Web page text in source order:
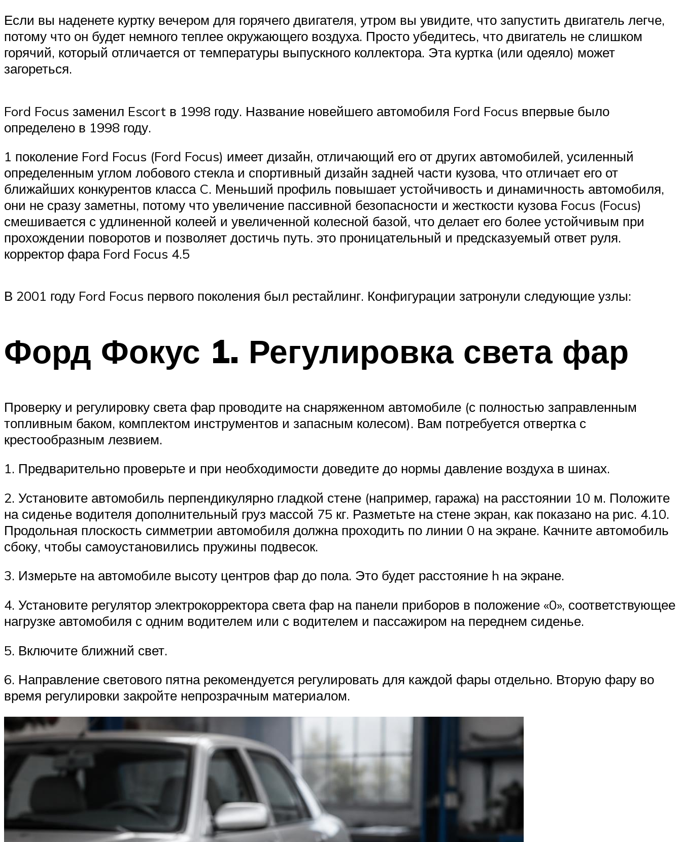
Если вы наденете куртку вечером для горячего двигателя, утром вы увидите, что запустить двигатель легче,
потому что он будет немного теплее окружающего воздуха. Просто убедитесь, что двигатель не слишком
горячий, который отличается от температуры выпускного коллектора. Эта куртка (или одеяло) может
загореться.
Ford Focus заменил Escort в 1998 году. Название новейшего автомобиля Ford Focus впервые было
определено в 1998 году.
1 поколение Ford Focus (Ford Focus) имеет дизайн, отличающий его от других автомобилей, усиленный
определенным углом лобового стекла и спортивный дизайн задней части кузова, что отличает его от
ближайших конкурентов класса C. Меньший профиль повышает устойчивость и динамичность автомобиля,
они не сразу заметны, потому что увеличение пассивной безопасности и жесткости кузова Focus (Focus)
смешивается с удлиненной колеей и увеличенной колесной базой, что делает его более устойчивым при
прохождении поворотов и позволяет достичь путь. это проницательный и предсказуемый ответ руля.
корректор фара Ford Focus 4.5
В 2001 году Ford Focus первого поколения был рестайлинг. Конфигурации затронули следующие узлы:
Форд Фокус 1. Регулировка света фар
Проверку и регулировку света фар проводите на снаряженном автомобиле (с полностью заправленным
топливным баком, комплектом инструментов и запасным колесом). Вам потребуется отвертка с
крестообразным лезвием.
1. Предварительно проверьте и при необходимости доведите до нормы давление воздуха в шинах.
2. Установите автомобиль перпендикулярно гладкой стене (например, гаража) на расстоянии 10 м. Положите
на сиденье водителя дополнительный груз массой 75 кг. Разметьте на стене экран, как показано на рис. 4.10.
Продольная плоскость симметрии автомобиля должна проходить по линии 0 на экране. Качните автомобиль
сбоку, чтобы самоустановились пружины подвесок.
3. Измерьте на автомобиле высоту центров фар до пола. Это будет расстояние h на экране.
4. Установите регулятор электрокорректора света фар на панели приборов в положение «0», соответствующее
нагрузке автомобиля с одним водителем или с водителем и пассажиром на переднем сиденье.
5. Включите ближний свет.
6. Направление светового пятна рекомендуется регулировать для каждой фары отдельно. Вторую фару во
время регулировки закройте непрозрачным материалом.